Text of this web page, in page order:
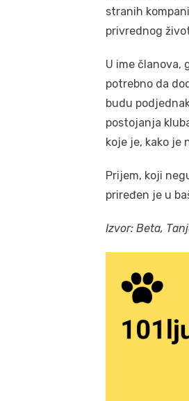
stranih
privrednog
U ime članova,
potrebno da
budu
postojanja
koje je, kako je
Prijem, koji
priređen je u
Izvor: Beta,